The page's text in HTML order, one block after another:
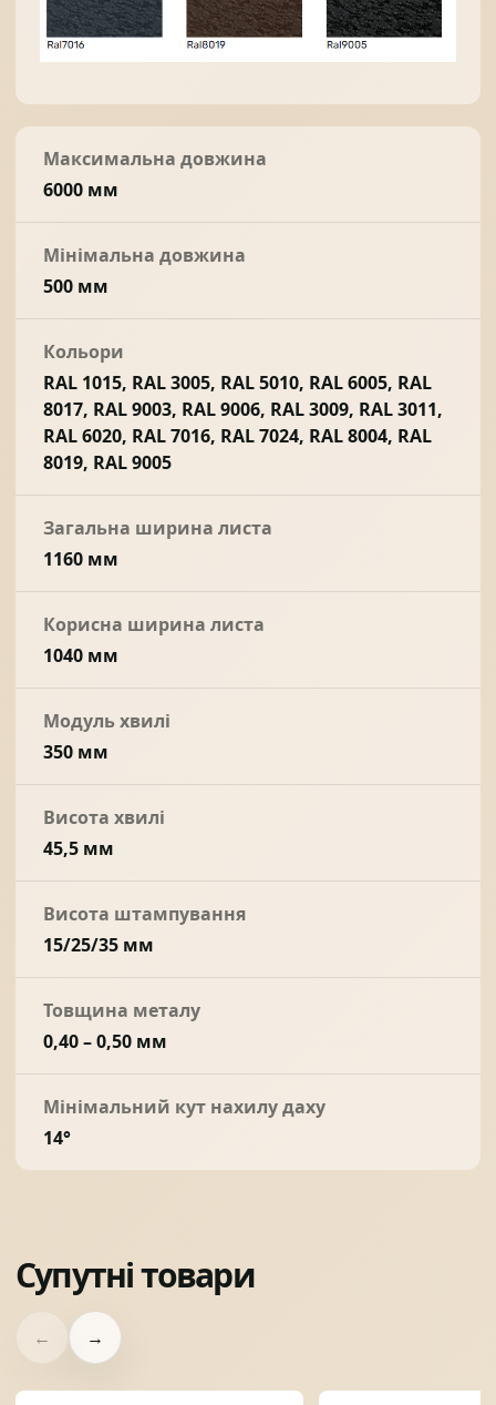
Максимальна довжина
6000 мм
Мінімальна довжина
500 мм
Кольори
RAL 1015, RAL 3005, RAL 5010, RAL 6005, RAL
8017, RAL 9003, RAL 9006, RAL 3009, RAL 3011,
RAL 6020, RAL 7016, RAL 7024, RAL 8004, RAL
8019, RAL 9005
Загальна ширина листа
1160 мм
Корисна ширина листа
1040 мм
Модуль хвилі
350 мм
Висота хвилі
45,5 мм
Висота штампування
15/25/35 мм
Товщина металу
0,40 – 0,50 мм
Мінімальний кут нахилу даху
14°
Супутні товари
← →